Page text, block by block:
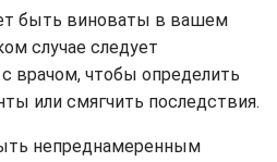
быть виноваты в вашем
случае следует
врачом, чтобы определить
или смягчить последствия.
непреднамеренным